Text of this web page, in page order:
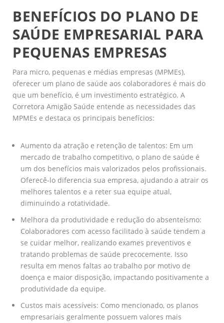
BENEFÍCIOS DO PLANO DE
SAÚDE EMPRESARIAL PARA
PEQUENAS EMPRESAS
Para micro, pequenas e médias empresas (MPMEs),
oferecer um plano de saúde aos colaboradores é mais do
que um benefício, é um investimento estratégico. A
Corretora Amigão Saúde entende as necessidades das
MPMEs e destaca os principais benefícios:
Aumento da atração e retenção de talentos: Em um
mercado de trabalho competitivo, o plano de saúde é
um dos benefícios mais valorizados pelos profissionais.
Oferecê-lo diferencia sua empresa, ajudando a atrair os
melhores talentos e a reter sua equipe atual,
diminuindo a rotatividade.
Melhora da produtividade e redução do absenteísmo:
Colaboradores com acesso facilitado à saúde tendem a
se cuidar melhor, realizando exames preventivos e
tratando problemas de saúde precocemente. Isso
resulta em menos faltas ao trabalho por motivo de
doença e maior disposição, impactando positivamente a
produtividade da equipe.
Custos mais acessíveis: Como mencionado, os planos
empresariais geralmente possuem valores mais